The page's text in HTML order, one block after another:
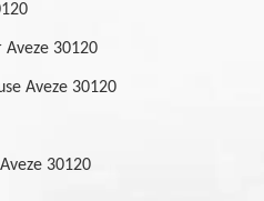
30120
Aveze 30120
30120